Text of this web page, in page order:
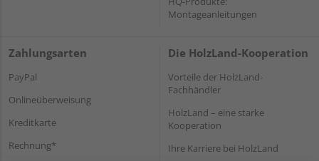
Montageanleitungen
Zahlungsarten
PayPal
Onlineüberweisung
Kreditkarte
Rechnung*
Die HolzLand-Kooperation
Vorteile der HolzLand-
Fachhändler
HolzLand – eine starke
Kooperation
Ihre Karriere bei HolzLand